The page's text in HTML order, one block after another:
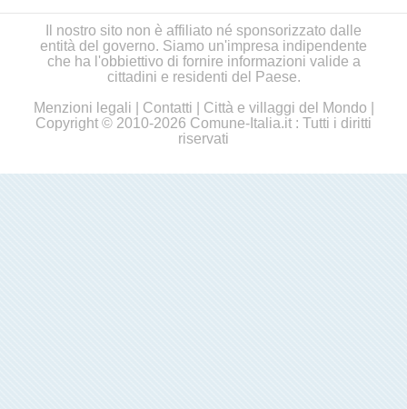
Il nostro sito non è affiliato né sponsorizzato dalle
entità del governo. Siamo un'impresa indipendente
che ha l'obbiettivo di fornire informazioni valide a
cittadini e residenti del Paese.
Menzioni legali
Contatti Città e villaggi del Mondo
Copyright © 2010-2026 Comune-Italia.it : Tutti i diritti
riservati